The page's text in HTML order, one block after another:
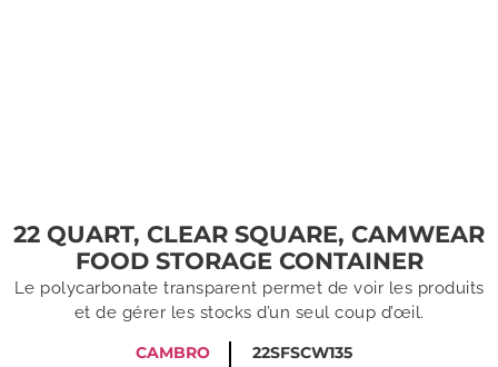
22 QUART, CLEAR SQUARE, CAMWEAR
FOOD STORAGE CONTAINER
Le polycarbonate transparent permet de voir les produits
et de gérer les stocks d’un seul coup d’œil.
CAMBRO
22SFSCW135